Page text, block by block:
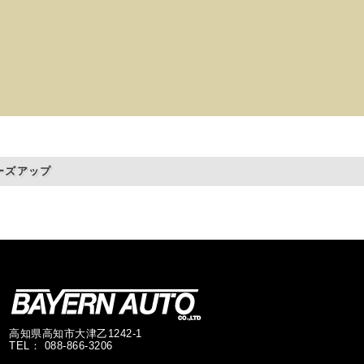
ズアップ
高知県高知市大津乙1242-1
TEL： 088-866-3206